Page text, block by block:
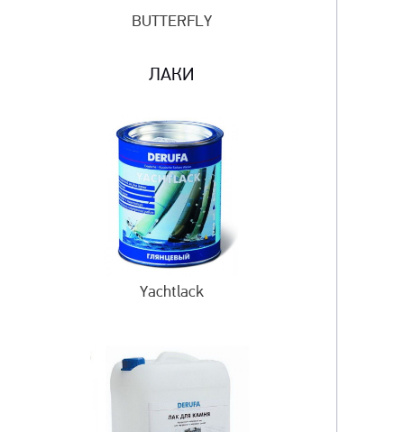
BUTTERFLY
ЛАКИ
Yachtlack